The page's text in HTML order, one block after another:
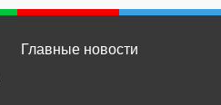
Главные новости